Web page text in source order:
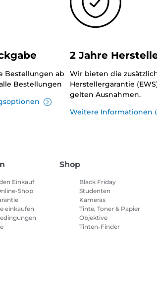
Bestellungen ab
Bestellungen
2 Jahre
Wir bieten die
Herstellergarantie
gelten Ausnahmen.
Weitere Informationen
Einkauf
Shop
einkaufen
Shop
Black Friday
Studenten
Kameras
Tinte, Toner & Papier
Objektive
Tinten-Finder